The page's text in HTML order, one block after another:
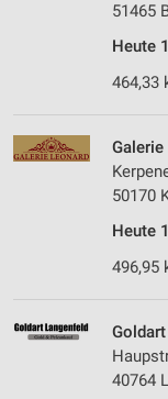
51465
Heute
464,33
50170
Heute
496,95
40764